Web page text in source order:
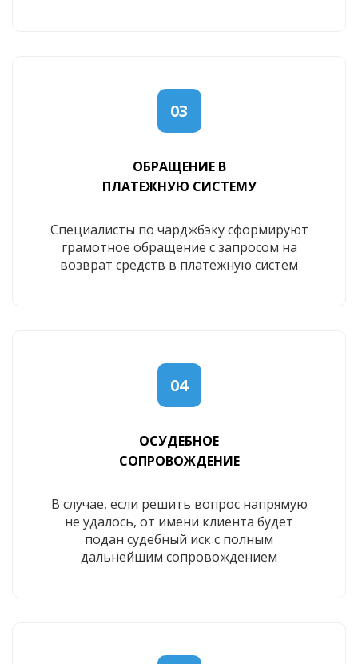
03
ОБРАЩЕНИЕ В
ПЛАТЕЖНУЮ СИСТЕМУ
Специалисты по чарджбэку сформируют
грамотное обращение с запросом на
возврат средств в платежную систем
04
ОСУДЕБНОЕ
СОПРОВОЖДЕНИЕ
В случае, если решить вопрос напрямую
не удалось, от имени клиента будет
подан судебный иск с полным
дальнейшим сопровождением